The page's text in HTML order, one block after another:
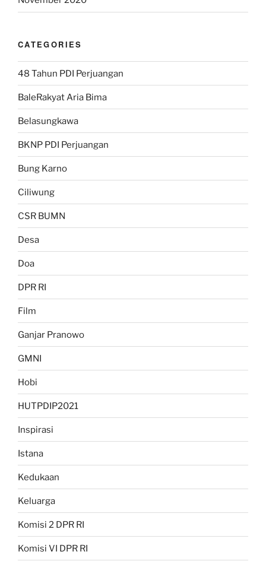
CATEGORIES
48 Tahun PDI Perjuangan
BaleRakyat Aria Bima
Belasungkawa
BKNP PDI Perjuangan
Bung Karno
Ciliwung
CSR BUMN
Desa
Doa
DPR RI
Film
Ganjar Pranowo
GMNI
Hobi
HUTPDIP2021
Inspirasi
Istana
Kedukaan
Keluarga
Komisi 2 DPR RI
Komisi VI DPR RI